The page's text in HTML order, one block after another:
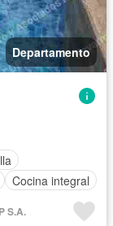
Departamento
Cocina integral
S.A.